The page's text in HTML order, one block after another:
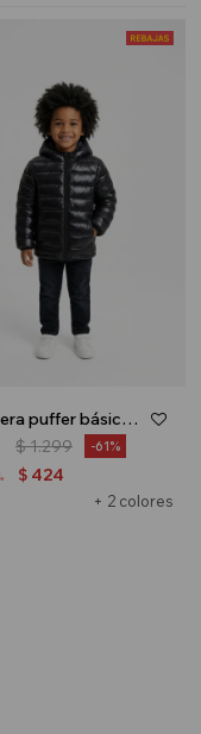
Campera puffer básica con capucha - UNISEX - Negro
+ 2 colores
$1.299 61
$ 424